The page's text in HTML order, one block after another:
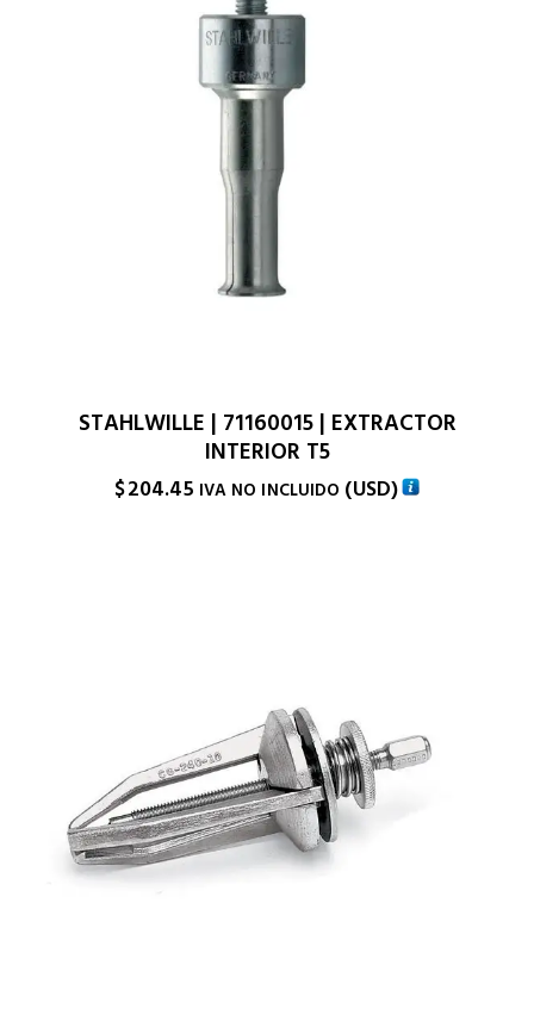
STAHLWILLE | 71160015 | EXTRACTOR
INTERIOR T5
$204.45 IVA NO INCLUIDO (USD)